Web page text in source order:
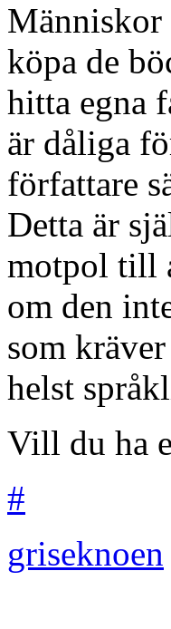
Människor
köpa de
hitta egna
är dåliga
författare
Detta är
motpol till
om den
som
helst
Vill du ha
#
griseknoen